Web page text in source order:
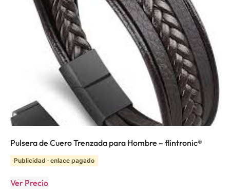
Pulsera de Cuero Trenzada para Hombre – flintronic®
Publicidad · enlace pagado
Ver Precio